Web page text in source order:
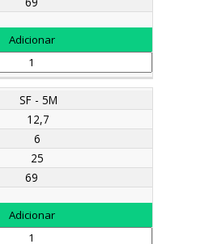
SF - 5M
12,7
6
25
69